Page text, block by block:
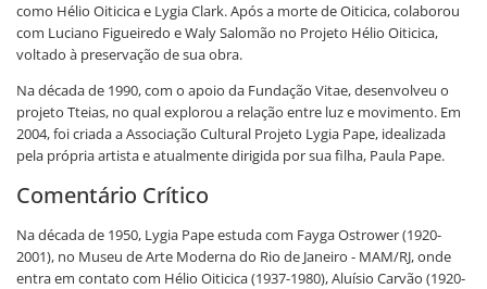
como Hélio Oiticica e Lygia Clark. Após a morte de Oiticica, colaborou
com Luciano Figueiredo e Waly Salomão no Projeto Hélio Oiticica,
voltado à preservação de sua obra.
Na década de 1990, com o apoio da Fundação Vitae, desenvolveu o
projeto Tteias, no qual explorou a relação entre luz e movimento. Em
2004, foi criada a Associação Cultural Projeto Lygia Pape, idealizada
pela própria artista e atualmente dirigida por sua filha, Paula Pape.
Comentário Crítico
Na década de 1950, Lygia Pape estuda com Fayga Ostrower (1920-
2001), no Museu de Arte Moderna do Rio de Janeiro - MAM/RJ, onde
entra em contato com Hélio Oiticica (1937-1980), Aluísio Carvão (1920-